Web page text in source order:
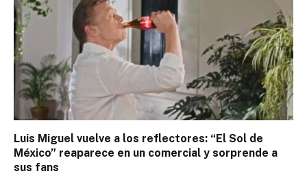
Luis Miguel vuelve a los reflectores: “El Sol de
México” reaparece en un comercial y sorprende a
sus fans